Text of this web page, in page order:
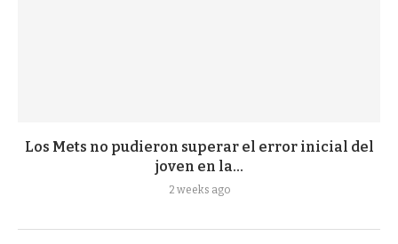
Los Mets no pudieron superar el error inicial del
joven en la...
2 weeks ago